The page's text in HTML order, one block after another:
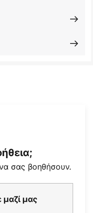
να σας βοηθήσουν.
μας